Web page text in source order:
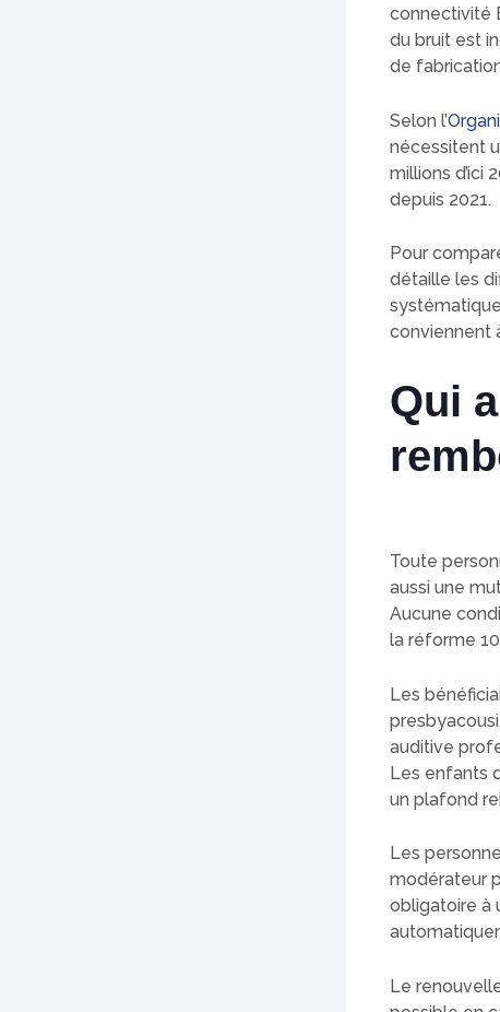
connectivité
du bruit est
de
Selon l’
nécessitent
millions d’ici
depuis 2021.
Pour
détaille les
conviennent
Qui
Toute
aussi une
Aucune
la réforme
Les
auditive
Les enfants
un plafond
Les
modérateur
obligatoire à
Le